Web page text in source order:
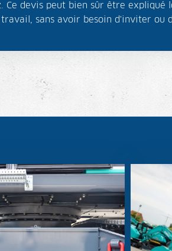
devis peut bien sûr être expliqué
sans avoir besoin d'inviter ou